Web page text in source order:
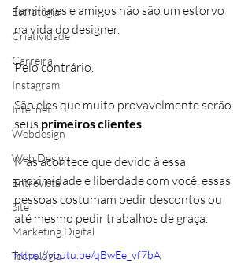
Estratégia
Criatividade
Carreira
Instagram
Internet
Webdesign
Web Design
Entrevista
Site
Marketing Digital
Tecnologia
familiares e amigos não são um estorvo
na vida do designer.
Pelo contrário.
São eles que muito provavelmente serão
seus primeiros clientes.
Mas acontece que devido à essa
proximidade e liberdade com você, essas
pessoas costumam pedir descontos ou
até mesmo pedir trabalhos de graça.
https://youtu.be/qBwEe_vf7bA